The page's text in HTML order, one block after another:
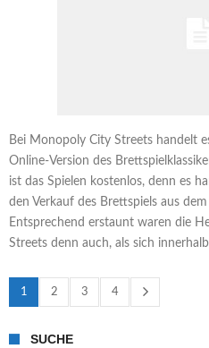
Bei Monopoly City Streets handelt
Online-Version des
ist das Spielen kostenlos, denn es
den Verkauf des Brettspiels aus
Entsprechend erstaunt waren die
Streets denn auch, als sich
1 2 3 4
SUCHE